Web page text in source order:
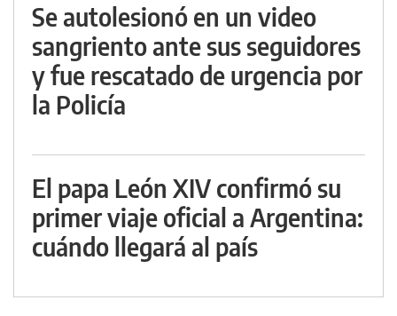
Se autolesionó en un video
sangriento ante sus seguidores
y fue rescatado de urgencia por
la Policía
El papa León XIV confirmó su
primer viaje oficial a Argentina:
cuándo llegará al país